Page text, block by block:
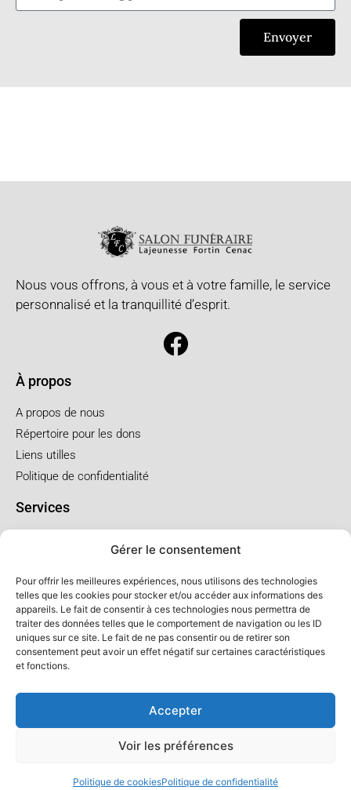
Gérer le consentement
Pour offrir les meilleures expériences, nous utilisons des technologies
telles que les cookies pour stocker et/ou accéder aux informations des
appareils. Le fait de consentir à ces technologies nous permettra de
traiter des données telles que le comportement de navigation ou les ID
uniques sur ce site. Le fait de ne pas consentir ou de retirer son
consentement peut avoir un effet négatif sur certaines caractéristiques
et fonctions.
Accepter
Voir les préférences
Politique de cookiesPolitique de confidentialité
Envoyer
Nous vous offrons, à vous et à votre famille, le service
personnalisé et la tranquillité d’esprit.
À propos
A propos de nous
Répertoire pour les dons
Liens utilles
Politique de confidentialité
Services
Funérailles au salon
Forfaits et prix
Forfait crémation
Forfait service à l'église